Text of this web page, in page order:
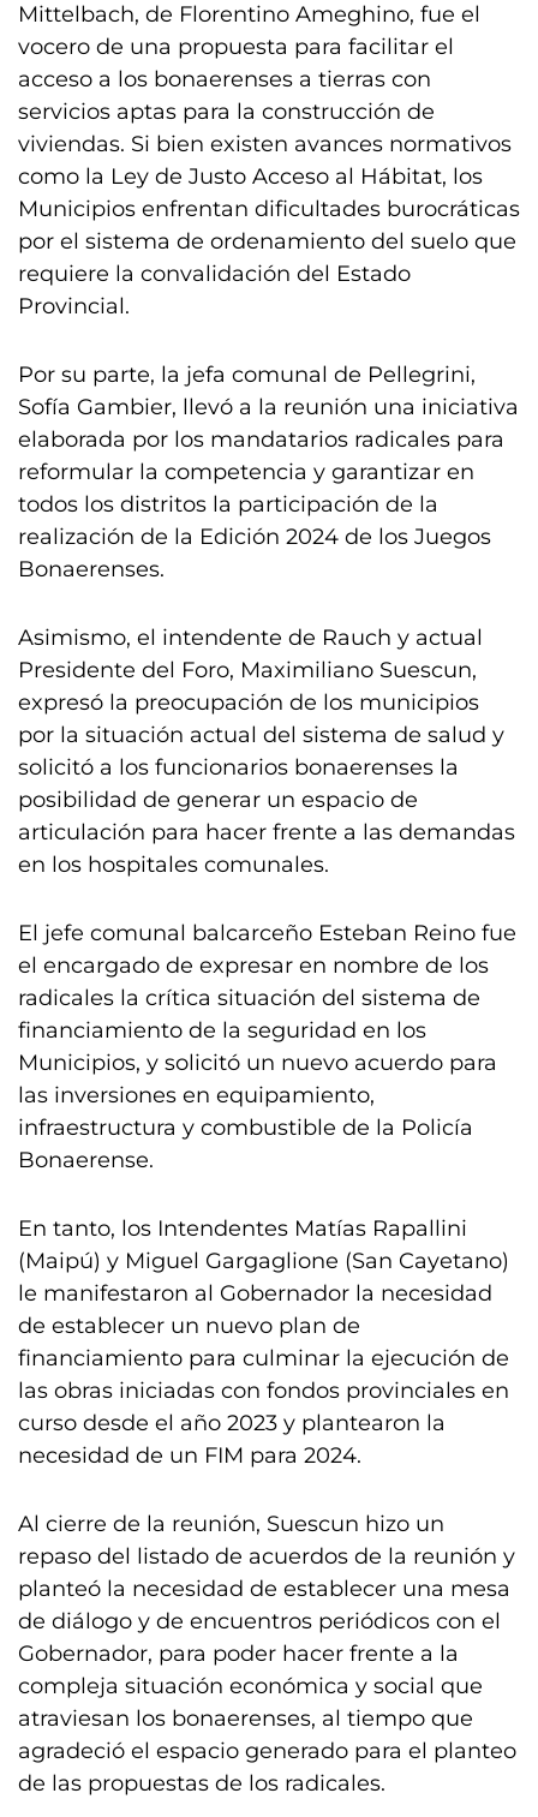
Mittelbach, de Florentino Ameghino, fue el
vocero de una propuesta para facilitar el
acceso a los bonaerenses a tierras con
servicios aptas para la construcción de
viviendas. Si bien existen avances normativos
como la Ley de Justo Acceso al Hábitat, los
Municipios enfrentan dificultades burocráticas
por el sistema de ordenamiento del suelo que
requiere la convalidación del Estado
Provincial.
Por su parte, la jefa comunal de Pellegrini,
Sofía Gambier, llevó a la reunión una iniciativa
elaborada por los mandatarios radicales para
reformular la competencia y garantizar en
todos los distritos la participación de la
realización de la Edición 2024 de los Juegos
Bonaerenses.
Asimismo, el intendente de Rauch y actual
Presidente del Foro, Maximiliano Suescun,
expresó la preocupación de los municipios
por la situación actual del sistema de salud y
solicitó a los funcionarios bonaerenses la
posibilidad de generar un espacio de
articulación para hacer frente a las demandas
en los hospitales comunales.
El jefe comunal balcarceño Esteban Reino fue
el encargado de expresar en nombre de los
radicales la crítica situación del sistema de
financiamiento de la seguridad en los
Municipios, y solicitó un nuevo acuerdo para
las inversiones en equipamiento,
infraestructura y combustible de la Policía
Bonaerense.
En tanto, los Intendentes Matías Rapallini
(Maipú) y Miguel Gargaglione (San Cayetano)
le manifestaron al Gobernador la necesidad
de establecer un nuevo plan de
financiamiento para culminar la ejecución de
las obras iniciadas con fondos provinciales en
curso desde el año 2023 y plantearon la
necesidad de un FIM para 2024.
Al cierre de la reunión, Suescun hizo un
repaso del listado de acuerdos de la reunión y
planteó la necesidad de establecer una mesa
de diálogo y de encuentros periódicos con el
Gobernador, para poder hacer frente a la
compleja situación económica y social que
atraviesan los bonaerenses, al tiempo que
agradeció el espacio generado para el planteo
de las propuestas de los radicales.